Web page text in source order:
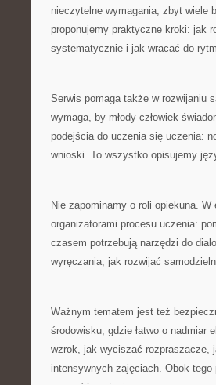
nieczytelne wymagania, zbyt wiele
proponujemy praktyczne kroki: jak
systematycznie i jak wracać do
Serwis pomaga także w rozwijaniu
wymaga, by młody człowiek
podejścia do uczenia się uczenia:
wnioski. To wszystko opisujemy
Nie zapominamy o roli opiekuna.
organizatorami procesu uczenia:
czasem potrzebują narzędzi do
wyręczania, jak rozwijać
Ważnym tematem jest też
środowisku, gdzie łatwo o nadmiar
wzrok, jak wyciszać rozpraszacze,
intensywnych zajęciach. Obok